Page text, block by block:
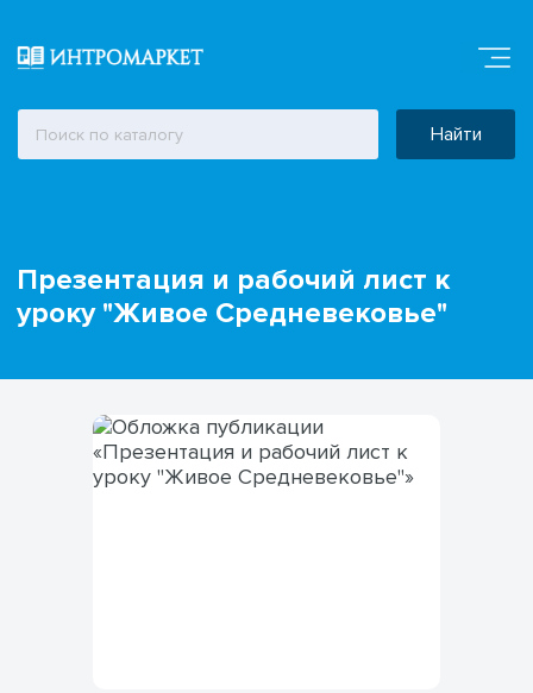
Найти
Презентация и рабочий лист к
уроку "Живое Средневековье"